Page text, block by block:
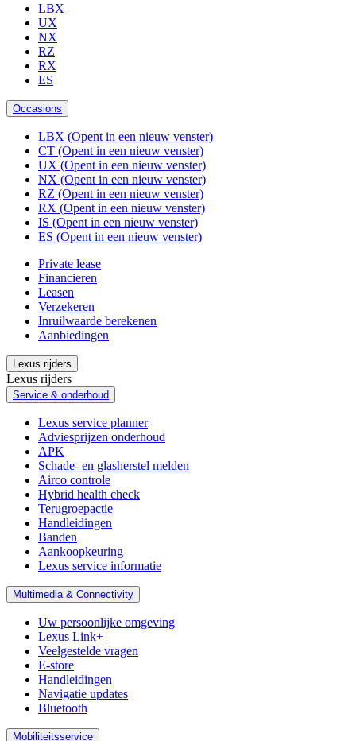
LBX
UX
NX
RZ
RX
ES
Occasions
LBX (Opent in een nieuw venster)
CT (Opent in een nieuw venster)
UX (Opent in een nieuw venster)
NX (Opent in een nieuw venster)
RZ (Opent in een nieuw venster)
RX (Opent in een nieuw venster)
IS (Opent in een nieuw venster)
ES (Opent in een nieuw venster)
Private lease
Financieren
Leasen
Verzekeren
Inruilwaarde berekenen
Aanbiedingen
Lexus rijders
Lexus rijders
Service & onderhoud
Lexus service planner
Adviesprijzen onderhoud
APK
Schade- en glasherstel melden
Airco controle
Hybrid health check
Terugroepactie
Handleidingen
Banden
Aankoopkeuring
Lexus service informatie
Multimedia & Connectivity
Uw persoonlijke omgeving
Lexus Link+
Veelgestelde vragen
E-store
Handleidingen
Navigatie updates
Bluetooth
Mobiliteitsservice